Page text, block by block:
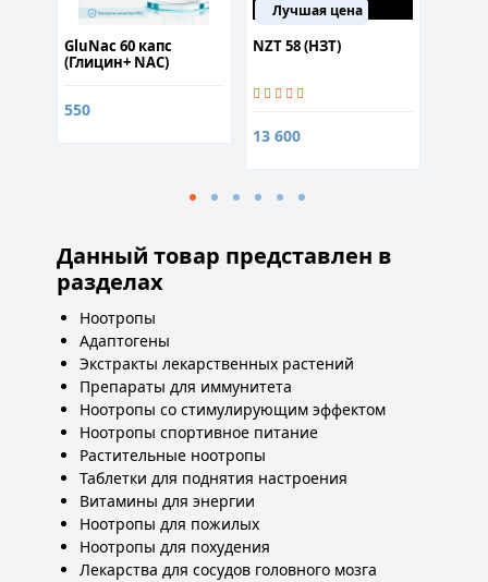
GluNac 60 капс
(Глицин+ NAC)
550
Лучшая цена
NZT 58 (НЗТ)
13 600
Данный товар представлен в
разделах
Ноотропы
Адаптогены
Экстракты лекарственных растений
Препараты для иммунитета
Ноотропы со стимулирующим эффектом
Ноотропы спортивное питание
Растительные ноотропы
Таблетки для поднятия настроения
Витамины для энергии
Ноотропы для пожилых
Ноотропы для похудения
Лекарства для сосудов головного мозга